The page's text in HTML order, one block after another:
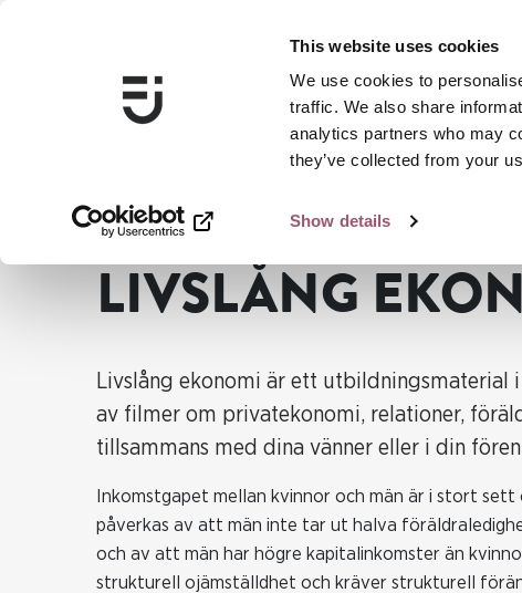
This website uses cookies
We use cookies to
traffic. We also share
analytics partners who may
they’ve collected from your
Show details
Jämställdhetsmyndigheten Ska du jobba med jämställdhet?
LIVSLÅNG
Livslång ekonomi är ett
av filmer om privatekonomi, relationer,
tillsammans med dina vänner eller i din
Inkomstgapet mellan kvinnor och män är i stort
påverkas av att män inte tar ut halva
och av att män har högre kapitalinkomster än
strukturell ojämställdhet och kräver strukturell